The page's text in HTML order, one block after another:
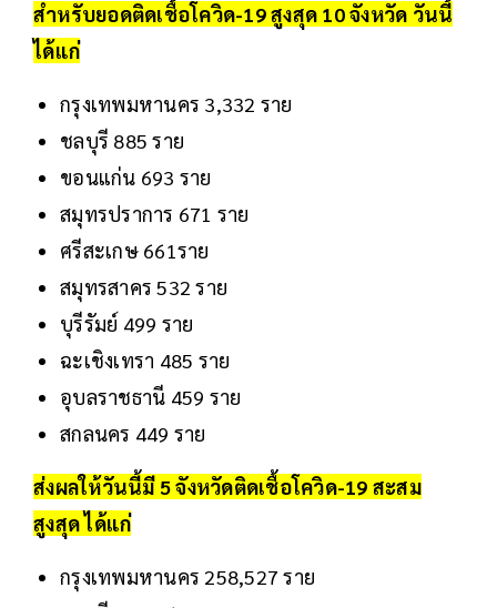
สำหรับยอดติดเชื้อโควิด-19สูงสุด 10 จังหวัด วันนี้
ได้แก่
กรุงเทพมหานคร 3,332 ราย
ชลบุรี 885 ราย
ขอนแก่น 693 ราย
สมุทรปราการ 671 ราย
ศรีสะเกษ 661ราย
สมุทรสาคร 532 ราย
บุรีรัมย์ 499 ราย
ฉะเชิงเทรา 485 ราย
อุบลราชธานี 459 ราย
สกลนคร 449 ราย
ส่งผลให้วันนี้มี 5 จังหวัดติดเชื้อโควิด-19 สะสม
สูงสุด ได้แก่
กรุงเทพมหานคร 258,527 ราย